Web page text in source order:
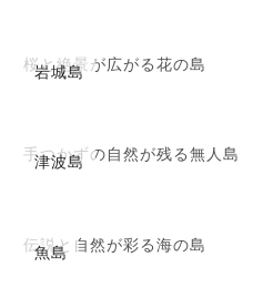
岩城島
桜と絶景が広がる花の島
津波島
手つかずの自然が残る無人島
魚島
伝説と自然が彩る海の島